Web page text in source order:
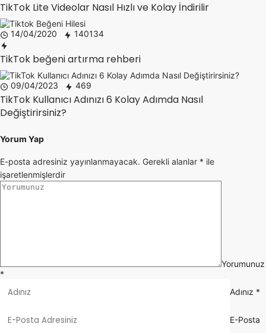
TikTok Lite Videolar Nasıl Hızlı ve Kolay İndirilir
14/04/2020 140134
TikTok beğeni artırma rehberi
09/04/2023 469
TikTok Kullanıcı Adınızı 6 Kolay Adımda Nasıl
Değiştirirsiniz?
Yorum Yap
E-posta adresiniz yayınlanmayacak. Gerekli alanlar * ile
işaretlenmişlerdir
Yorumunuz
*
Adınız *
E-Posta